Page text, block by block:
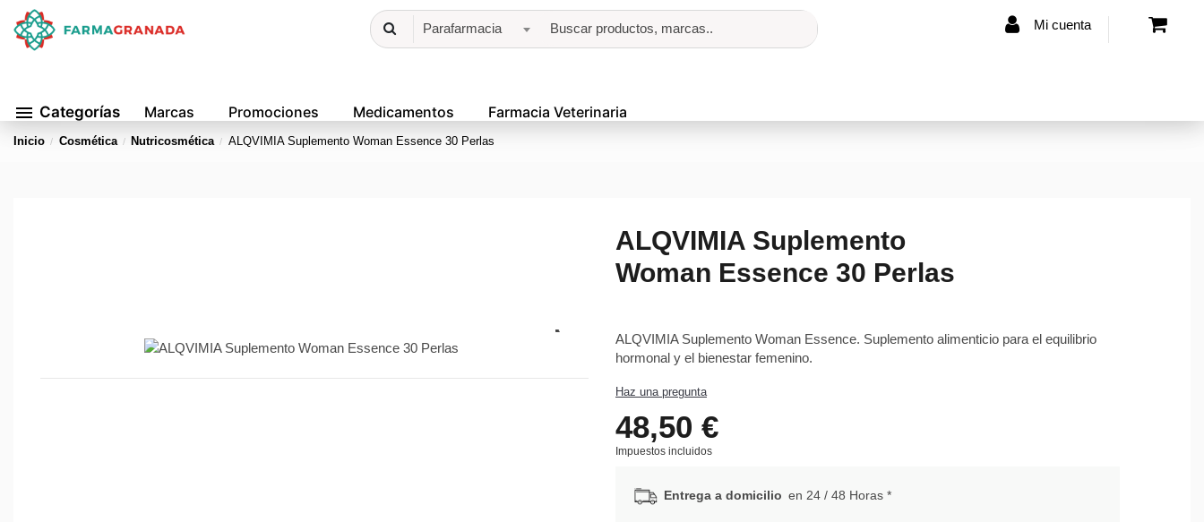
menu Categorías Marcas Promociones Medicamentos Farmacia Veterinaria
Parafarmacia Mi cuenta
Inicio Cosmética Nutricosmética ALQVIMIA Suplemento Woman Essence 30 Perlas
ALQVIMIA Suplemento
Woman Essence 30 Perlas
ALQVIMIA Suplemento Woman Essence. Suplemento alimenticio para el equilibrio
hormonal y el bienestar femenino.
Haz una pregunta
48,50 €
Impuestos incluidos
Entrega a domicilio en 24 / 48 Horas *